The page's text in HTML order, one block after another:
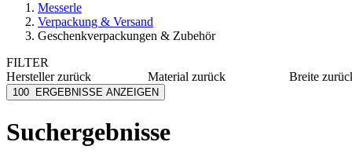
Messerle
Verpackung & Versand
Geschenkverpackungen & Zubehör
FILTER
Herstellerzurück
Egepack
Goldina
Halbach
Material zurück
Jute
Breite
100 ERGEBNISSE ANZEIGEN
Suchergebnisse